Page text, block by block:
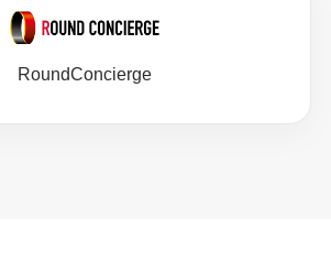
RoundConcierge